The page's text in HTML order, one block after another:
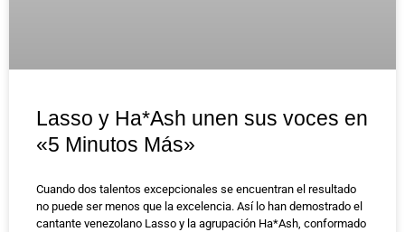
Lasso y Ha*Ash unen sus voces en
«5 Minutos Más»
Cuando dos talentos excepcionales se encuentran el resultado
no puede ser menos que la excelencia. Así lo han demostrado el
cantante venezolano Lasso y la agrupación Ha*Ash, conformado